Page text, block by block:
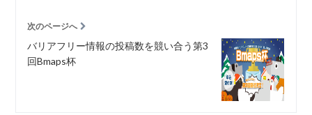
次のページへ
バリアフリー情報の投稿数を競い合う第3
回Bmaps杯